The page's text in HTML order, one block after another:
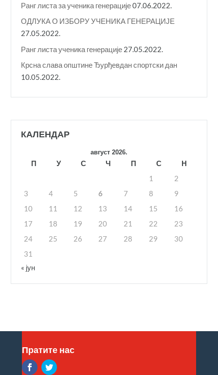
Ранг листа за ученика генерације07.06.2022.
ОДЛУКА О ИЗБОРУ УЧЕНИКА ГЕНЕРАЦИЈЕ
27.05.2022.
Ранг листа ученика генерације 27.05.2022.
Крсна слава општине Ђурђевдан спортски дан
10.05.2022.
КАЛЕНДАР
август 2026.
П У С Ч П С
Н
1
2
3
4 5 6 7 8
9
10
11 12 13 14 15
16
17
18 19 20 21 22
23
24
25 26 27 28 29
30
31
« јун
Пратите нас